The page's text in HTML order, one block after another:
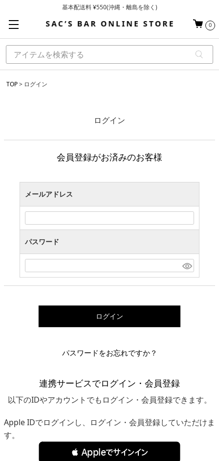
基本配送料 ¥550(沖縄・離島を除く)
お買い上げ合計¥3,980以上で送料無料
0
TOP ログイン
ログイン
会員登録がお済みのお客様
メールアドレス
パスワード
ログイン
パスワードをお忘れですか？
連携サービスでログイン・会員登録
以下のIDやアカウントでもログイン・会員登録できます。
Apple IDでログインし、ログイン・会員登録していただけま
す。
 Appleでサインイン